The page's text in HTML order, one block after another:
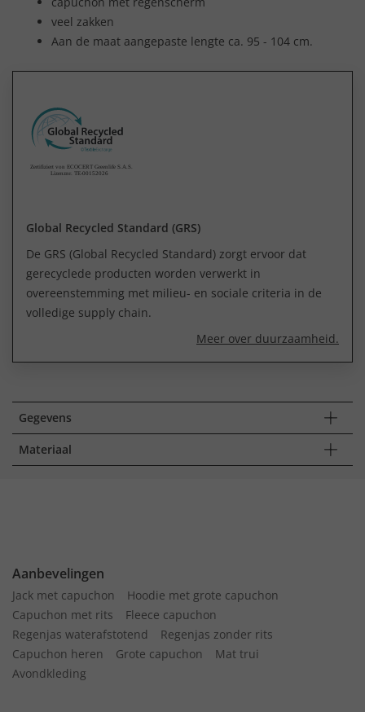
veel zakken
Aan de maat aangepaste lengte ca. 95 - 104 cm.
Global Recycled Standard (GRS)
De GRS (Global Recycled Standard) zorgt ervoor dat
gerecyclede producten worden verwerkt in
overeenstemming met milieu- en sociale criteria in de
volledige supply chain.
Meer over duurzaamheid.
Gegevens
Materiaal
Aanbevelingen
Jack met capuchon
Hoodie met grote capuchon
Capuchon met rits
Fleece capuchon
Regenjas waterafstotend
Regenjas zonder rits
Capuchon heren
Grote capuchon
Mat trui
Avondkleding